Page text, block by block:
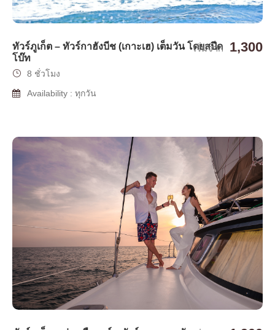
ทัวร์ภูเก็ต – ทัวร์กาฮังบีช (เกาะเฮ) เต็มวัน โดยสปีด
โบ๊ท
เริ่มจาก 1,300
8 ชั่วโมง
Availability : ทุกวัน